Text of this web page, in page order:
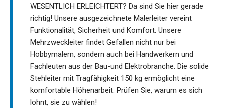
WESENTLICH ERLEICHTERT? Da sind Sie hier gerade
richtig! Unsere ausgezeichnete Malerleiter vereint
Funktionalität, Sicherheit und Komfort. Unsere
Mehrzweckleiter findet Gefallen nicht nur bei
Hobbymalern, sondern auch bei Handwerkern und
Fachleuten aus der Bau-und Elektrobranche. Die solide
Stehleiter mit Tragfähigkeit 150 kg ermöglicht eine
komfortable Höhenarbeit. Prüfen Sie, warum es sich
lohnt, sie zu wählen!